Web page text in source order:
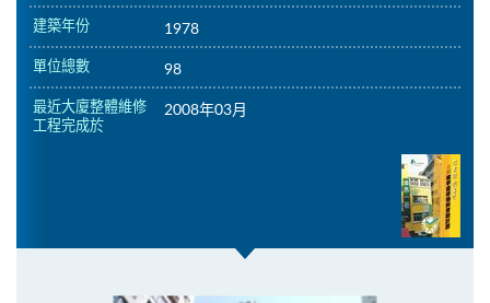
建築年份 1978
單位總數 98
最近大廈整體維修
工程完成於
2008年03月